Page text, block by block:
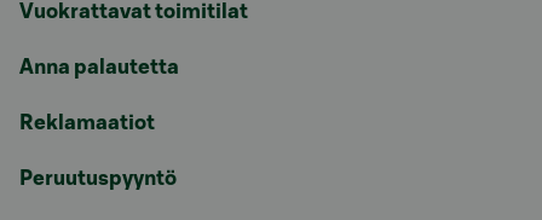
Vuokrattavat toimitilat
Anna palautetta
Reklamaatiot
Peruutuspyyntö